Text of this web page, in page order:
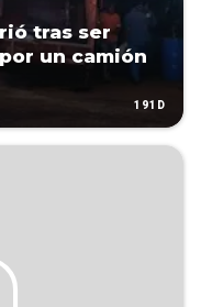
tras ser
un camión
191D